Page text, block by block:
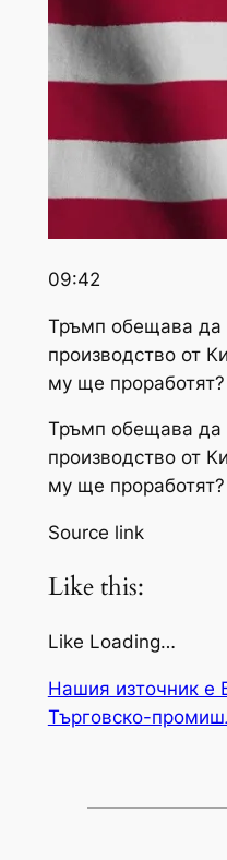
09:42
Тръмп обещава да
производство от
му ще проработят?
Тръмп обещава да
производство от
му ще проработят?
Source link
Like this:
Like Loading…
Нашия източник е
Търговско-